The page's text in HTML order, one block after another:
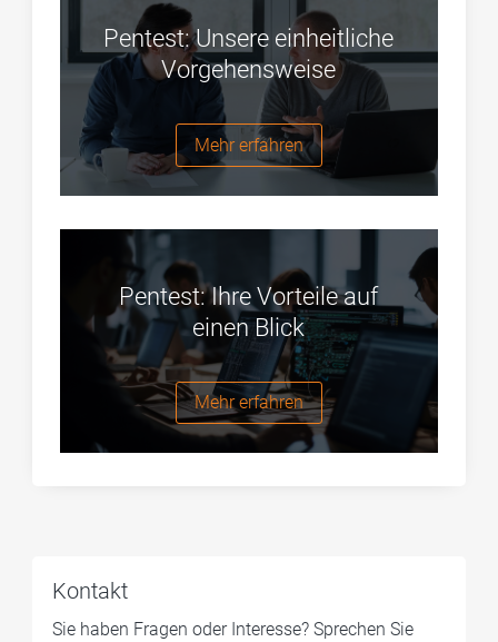
Pentest: Unsere einheitliche
Vorgehensweise
Mehr erfahren
Pentest: Ihre Vorteile auf
einen Blick
Mehr erfahren
Kontakt
Sie haben Fragen oder Interesse? Sprechen Sie